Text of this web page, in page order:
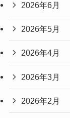
2026年6月
2026年5月
2026年4月
2026年3月
2026年2月